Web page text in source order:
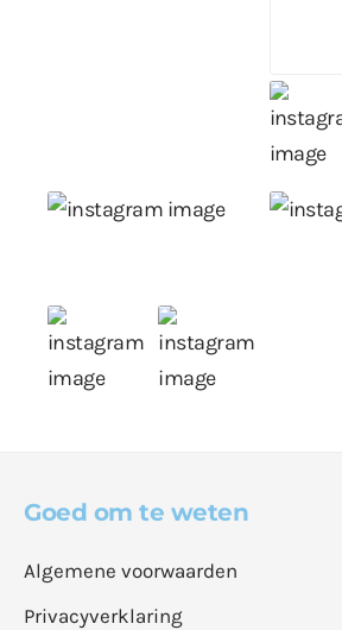
Goed om te weten
Algemene voorwaarden
Privacyverklaring